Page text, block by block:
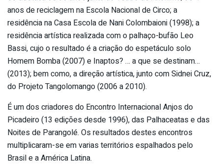
anos de reciclagem na Escola Nacional de Circo; a
residência na Casa Escola de Nani Colombaioni (1998); a
residência artística realizada com o palhaço-bufão Leo
Bassi, cujo o resultado é a criação do espetáculo solo
Homem Bomba (2007) e Inaptos? … a que se destinam…
(2013); bem como, a direção artística, junto com Sidnei Cruz,
do Projeto Tangolomango (2006 a 2010).
É um dos criadores do Encontro Internacional Anjos do
Picadeiro (13 edições desde 1996), das Palhaceatas e das
Noites de Parangolé. Os resultados destes encontros
multiplicaram-se em varias territórios espalhados pelo
Brasil e a América Latina.